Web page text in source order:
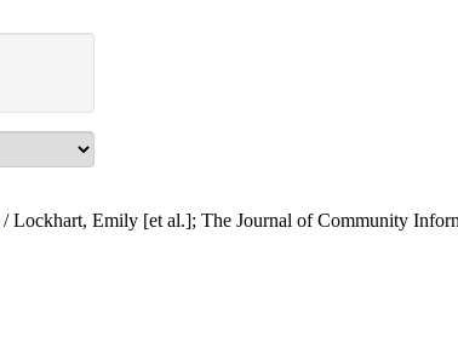
/ Lockhart, Emily [et al.]; The Journal of Community